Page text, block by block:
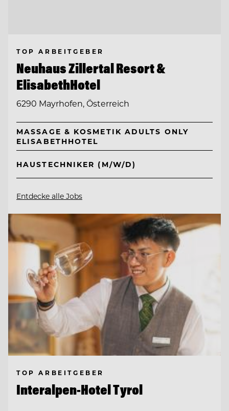
TOP ARBEITGEBER
Neuhaus Zillertal Resort &
ElisabethHotel
6290 Mayrhofen, Österreich
MASSAGE & KOSMETIK ADULTS ONLY
ELISABETHHOTEL
HAUSTECHNIKER (M/W/D)
Entdecke alle Jobs
TOP ARBEITGEBER
Interalpen-Hotel Tyrol